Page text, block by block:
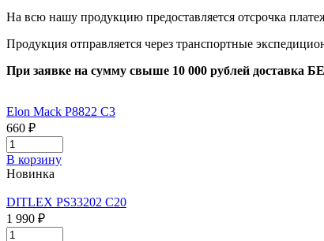
На всю нашу продукцию предоставляется отсрочка
Продукция отправляется через транспортные
При заявке на сумму свыше 10 000 рублей
Elon Mack P8822 C3
660 ₽
В корзину
Новинка
DITLEX PS33202 C20
1 990 ₽